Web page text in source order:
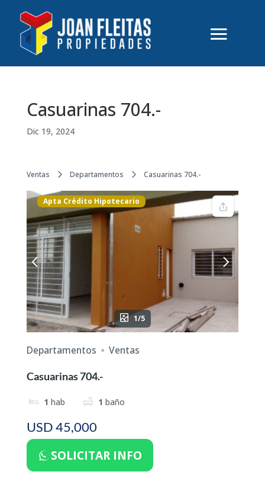
Casuarinas 704.-
Dic 19, 2024
Ventas Departamentos Casuarinas 704.-
Apta Crédito Hipotecario
1/5
Departamentos
Ventas
Casuarinas 704.-
1 hab 1 baño
USD 45,000
SOLICITAR INFO